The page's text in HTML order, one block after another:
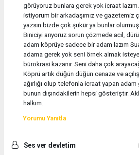
görüyoruz bunlara gerek yok icraat
istiyorum bir arkadaşımız ve gazetemiz
yazsın bizde çok şükür ya bunlar
Biniciyi arıyoruz sorun çözmede acil,
adam köprüye sadece bir adam lazım
adama gerek yok seni örnek almak
bürokrasi kazanır. Seni daha çok
Köprü artık düğün düğün cenaze ve
ağırlığı olup telefonla icraat yapan
bunun dışındakilerin hepsi gösteriştır.
halkım.
Yorumu Yanıtla
Ses ver devletim